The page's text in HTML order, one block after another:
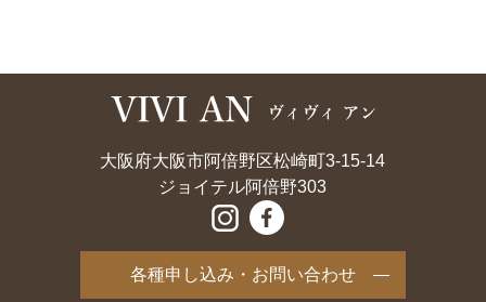
大阪府大阪市阿倍野区松崎町3-15-14
ジョイテル阿倍野303
各種申し込み・お問い合わせ